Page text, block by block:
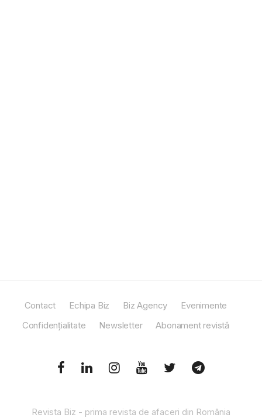
Contact Echipa Biz Biz Agency
Evenimente
Confidențialitate
Newsletter Abonament revistă
Revista Biz - prima revista de afaceri din România